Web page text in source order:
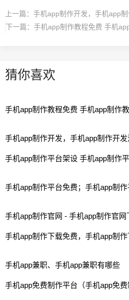
上一篇： 手机app制作开发，手机app
下一篇： 手机app制作教程免费 手机
猜你喜欢
手机app制作教程免费 手机app制作
手机app制作开发，手机app制作开
手机app制作平台架设 手机app制作
手机app制作平台免费；手机app制
手机app制作官网 - 手机app制作官网
手机app制作下载免费，手机app制
手机app兼职、手机app兼职有哪些
手机app免费制作平台（手机app免费